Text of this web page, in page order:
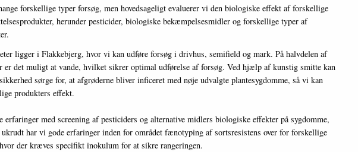
forskellige typer forsøg, men hovedsageligt evaluerer vi den biologiske effekt af forskellige
herunder pesticider, biologiske bekæmpelsesmidler og forskellige typer af
ligger i Flakkebjerg, hvor vi kan udføre forsøg i drivhus, semifield og mark. På halvdelen af
er det muligt at vande, hvilket sikrer optimal udførelse af forsøg. Ved hjælp af kunstig smitte kan
sørge for, at afgrøderne bliver inficeret med nøje udvalgte plantesygdomme, så vi kan
produkters effekt.
erfaringer med screening af pesticiders og alternative midlers biologiske effekter på sygdomme,
ukrudt har vi gode erfaringer inden for området fænotyping af sortsresistens over for forskellige
der kræves specifikt inokulum for at sikre rangeringen.